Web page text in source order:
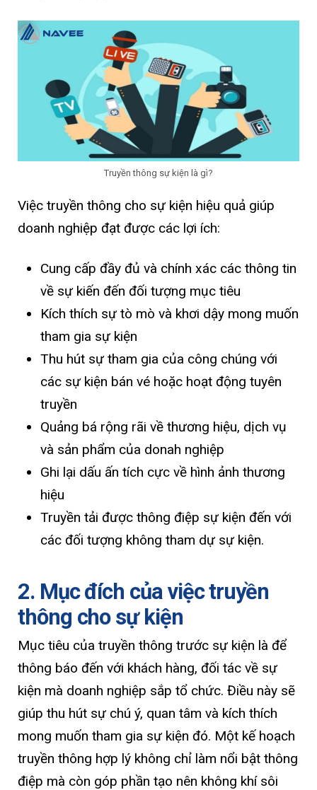
Truyền thông sự kiện là gì?
Việc truyền thông cho sự kiện hiệu quả giúp
doanh nghiệp đạt được các lợi ích:
Cung cấp đầy đủ và chính xác các thông tin
về sự kiến đến đối tượng mục tiêu
Kích thích sự tò mò và khơi dậy mong muốn
tham gia sự kiện
Thu hút sự tham gia của công chúng với
các sự kiện bán vé hoặc hoạt động tuyên
truyền
Quảng bá rộng rãi về thương hiệu, dịch vụ
và sản phẩm của donah nghiệp
Ghi lại dấu ấn tích cực về hình ảnh thương
hiệu
Truyền tải được thông điệp sự kiện đến với
các đối tượng không tham dự sự kiện.
2. Mục đích của việc truyền
thông cho sự kiện
Mục tiêu của truyền thông trước sự kiện là để
thông báo đến với khách hàng, đối tác về sự
kiện mà doanh nghiệp sắp tổ chức. Điều này sẽ
giúp thu hút sự chú ý, quan tâm và kích thích
mong muốn tham gia sự kiện đó. Một kế hoạch
truyền thông hợp lý không chỉ làm nổi bật thông
điệp mà còn góp phần tạo nên không khí sôi